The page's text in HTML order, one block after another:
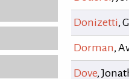
Donizetti,
Dorman,
Dove,